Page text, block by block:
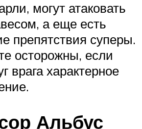
могут атаковать
а еще есть
препятствия суперы.
осторожны, если
врага характерное
Альбус